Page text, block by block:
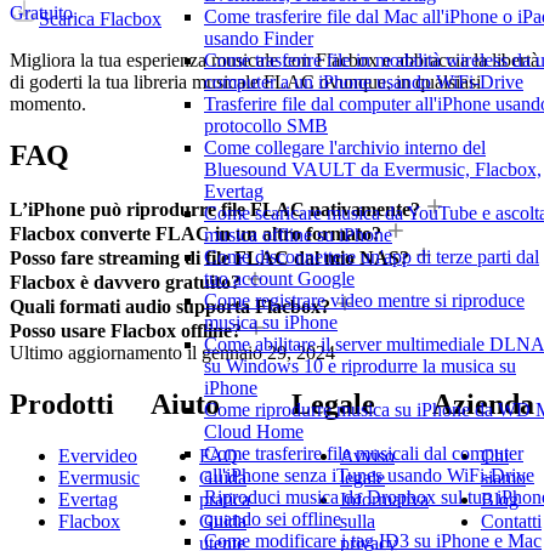
Come trasferire file dal Mac all'iPhone o
usando Finder
Come trasferire file in modalità wireless da
computer a un iPhone usando WiFi-Drive
Trasferire file dal computer all'iPhone
protocollo SMB
Come collegare l'archivio interno del
Bluesound VAULT da Evermusic, Flacbox,
Evertag
Come scaricare musica da YouTube e
musica offline su iPhone
Come disconnettere un'app di terze parti dal
tuo account Google
Come registrare video mentre si riproduce
musica su iPhone
Come abilitare il server multimediale DLNA
su Windows 10 e riprodurre la musica su
iPhone
Come riprodurre musica su iPhone da WD
Cloud Home
Come trasferire file musicali dal computer
all'iPhone senza iTunes usando WiFi-Drive
Riproduci musica da Dropbox sul tuo
quando sei offline
Come modificare i tag ID3 su iPhone e Mac
Scarica Flacbox
Gratuito
Migliora la tua esperienza musicale con Flacbox e abbraccia la libertà
di goderti la tua libreria musicale FLAC ovunque, in qualsiasi
momento.
FAQ
L’iPhone può riprodurre file FLAC nativamente?
Flacbox converte FLAC in un altro formato?
Posso fare streaming di file FLAC dal mio NAS?
Flacbox è davvero gratuito?
Quali formati audio supporta Flacbox?
Posso usare Flacbox offline?
Ultimo aggiornamento il gennaio 29, 2024
Prodotti
Evervideo
Evermusic
Evertag
Flacbox
Aiuto
FAQ
Guida
pratica
Guida
utente
Legale
Avviso
legale
Informativa
sulla
privacy
Azienda
Chi
siamo
Blog
Contatti